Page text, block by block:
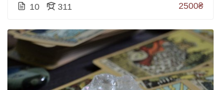
10 311 2500₴